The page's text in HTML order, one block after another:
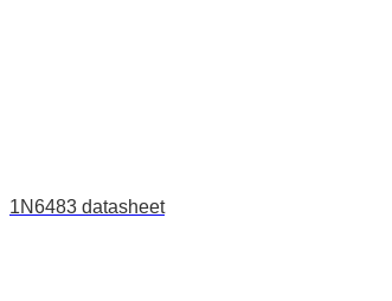
1N6483 datasheet